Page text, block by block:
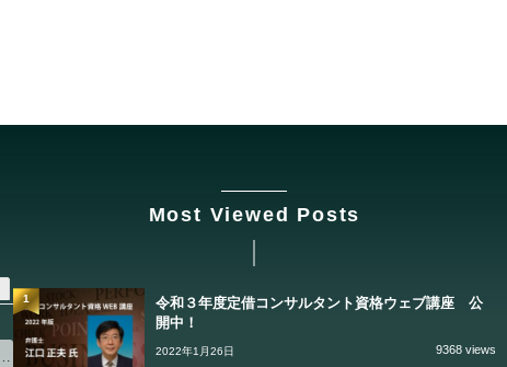
Most Viewed Posts
令和３年度定借コンサルタント資格ウェブ講座 公
開中！
2022年1月26日 9368 views
1